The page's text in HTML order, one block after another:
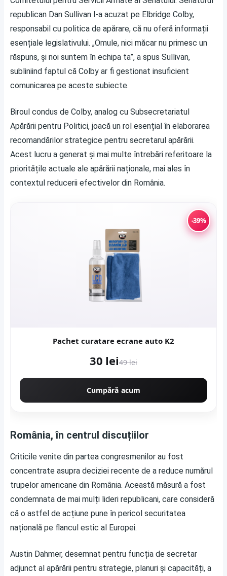
republican Dan Sullivan l-a acuzat pe Elbridge Colby,
responsabil cu politica de apărare, că nu oferă informații
esențiale legislativului. „Omule, nici măcar nu primesc un
răspuns, și noi suntem în echipa ta”, a spus Sullivan,
subliniind faptul că Colby ar fi gestionat insuficient
comunicarea pe aceste subiecte.
Biroul condus de Colby, analog cu Subsecretariatul
Apărării pentru Politici, joacă un rol esențial în elaborarea
recomandărilor strategice pentru secretarul apărării.
Acest lucru a generat și mai multe întrebări referitoare la
prioritățile actuale ale apărării naționale, mai ales în
contextul reducerii efectivelor din România.
-39%
Pachet curatare ecrane auto K2
30 lei49 lei
Cumpără acum
România, în centrul discuțiilor
Criticile venite din partea congresmenilor au fost
concentrate asupra deciziei recente de a reduce numărul
trupelor americane din România. Această măsură a fost
condemnata de mai mulți lideri republicani, care consideră
că o astfel de acțiune pune în pericol securitatea
națională pe flancul estic al Europei.
Austin Dahmer, desemnat pentru funcția de secretar
adjunct al apărării pentru strategie, planuri și capacități, a